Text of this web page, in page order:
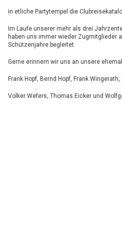
in etliche Partytempel die
Im Laufe unserer mehr als drei
haben uns immer wieder Zugmitglieder
Schützenjahre begleitet.
Gerne erinnern wir uns an unsere
Frank Hopf, Bernd Hopf, Frank
Volker Wefers, Thomas Eicker und